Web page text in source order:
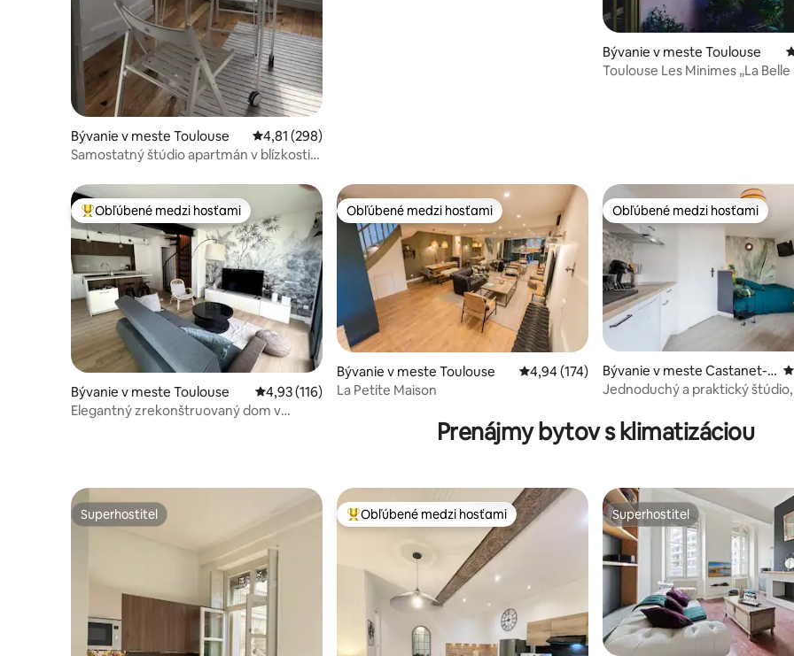
Bývanie v meste Toulouse Priemerné ohodnotenie 4,81 z 5, počet hodnotení: 298
4,81 (298)
Samostatný štúdio apartmán v blízkosti
Bývanie v meste Toulouse
Toulouse Les Minimes „La Belle
Najobľúbenejšie medzi hosťami
Obľúbené medzi hosťami
Bývanie v meste Toulouse Priemerné ohodnotenie 4,93 z 5, počet hodnotení: 116
4,93 (116)
Elegantný zrekonštruovaný dom v
Obľúbené medzi hosťami
Obľúbené medzi hosťami
Bývanie v meste Toulouse Priemerné ohodnotenie 4,94 z 5, počet
4,94 (174)
La Petite Maison
Obľúbené medzi hosťami
Obľúbené medzi hosťami
Bývanie v meste Castanet-T
olosan
Jednoduchý a praktický
Prenájmy bytov s klimatizáciou
Superhostiteľ
Superhostiteľ Najobľúbenejšie medzi hosťami
Obľúbené medzi hosťami Superhostiteľ
Superhostiteľ